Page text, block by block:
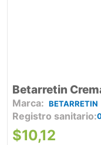
Betarretin
BETARRETIN
Registro sanitario
$10,12